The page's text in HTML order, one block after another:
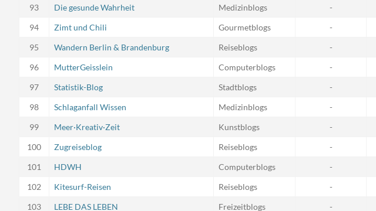
93
Die gesunde Wahrheit Medizinblogs -
94
Zimt und Chili Gourmetblogs -
95
Wandern Berlin & Brandenburg Reiseblogs -
96
MutterGeisslein Computerblogs -
97
Statistik-Blog Stadtblogs -
98
Schlaganfall Wissen Medizinblogs -
99
Meer·Kreativ·Zeit Kunstblogs -
100
Zugreiseblog Reiseblogs -
101
HDWH Computerblogs -
102
Kitesurf-Reisen Reiseblogs -
103
LEBE DAS LEBEN Freizeitblogs -